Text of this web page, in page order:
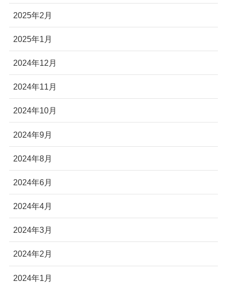
2025年2月
2025年1月
2024年12月
2024年11月
2024年10月
2024年9月
2024年8月
2024年6月
2024年4月
2024年3月
2024年2月
2024年1月